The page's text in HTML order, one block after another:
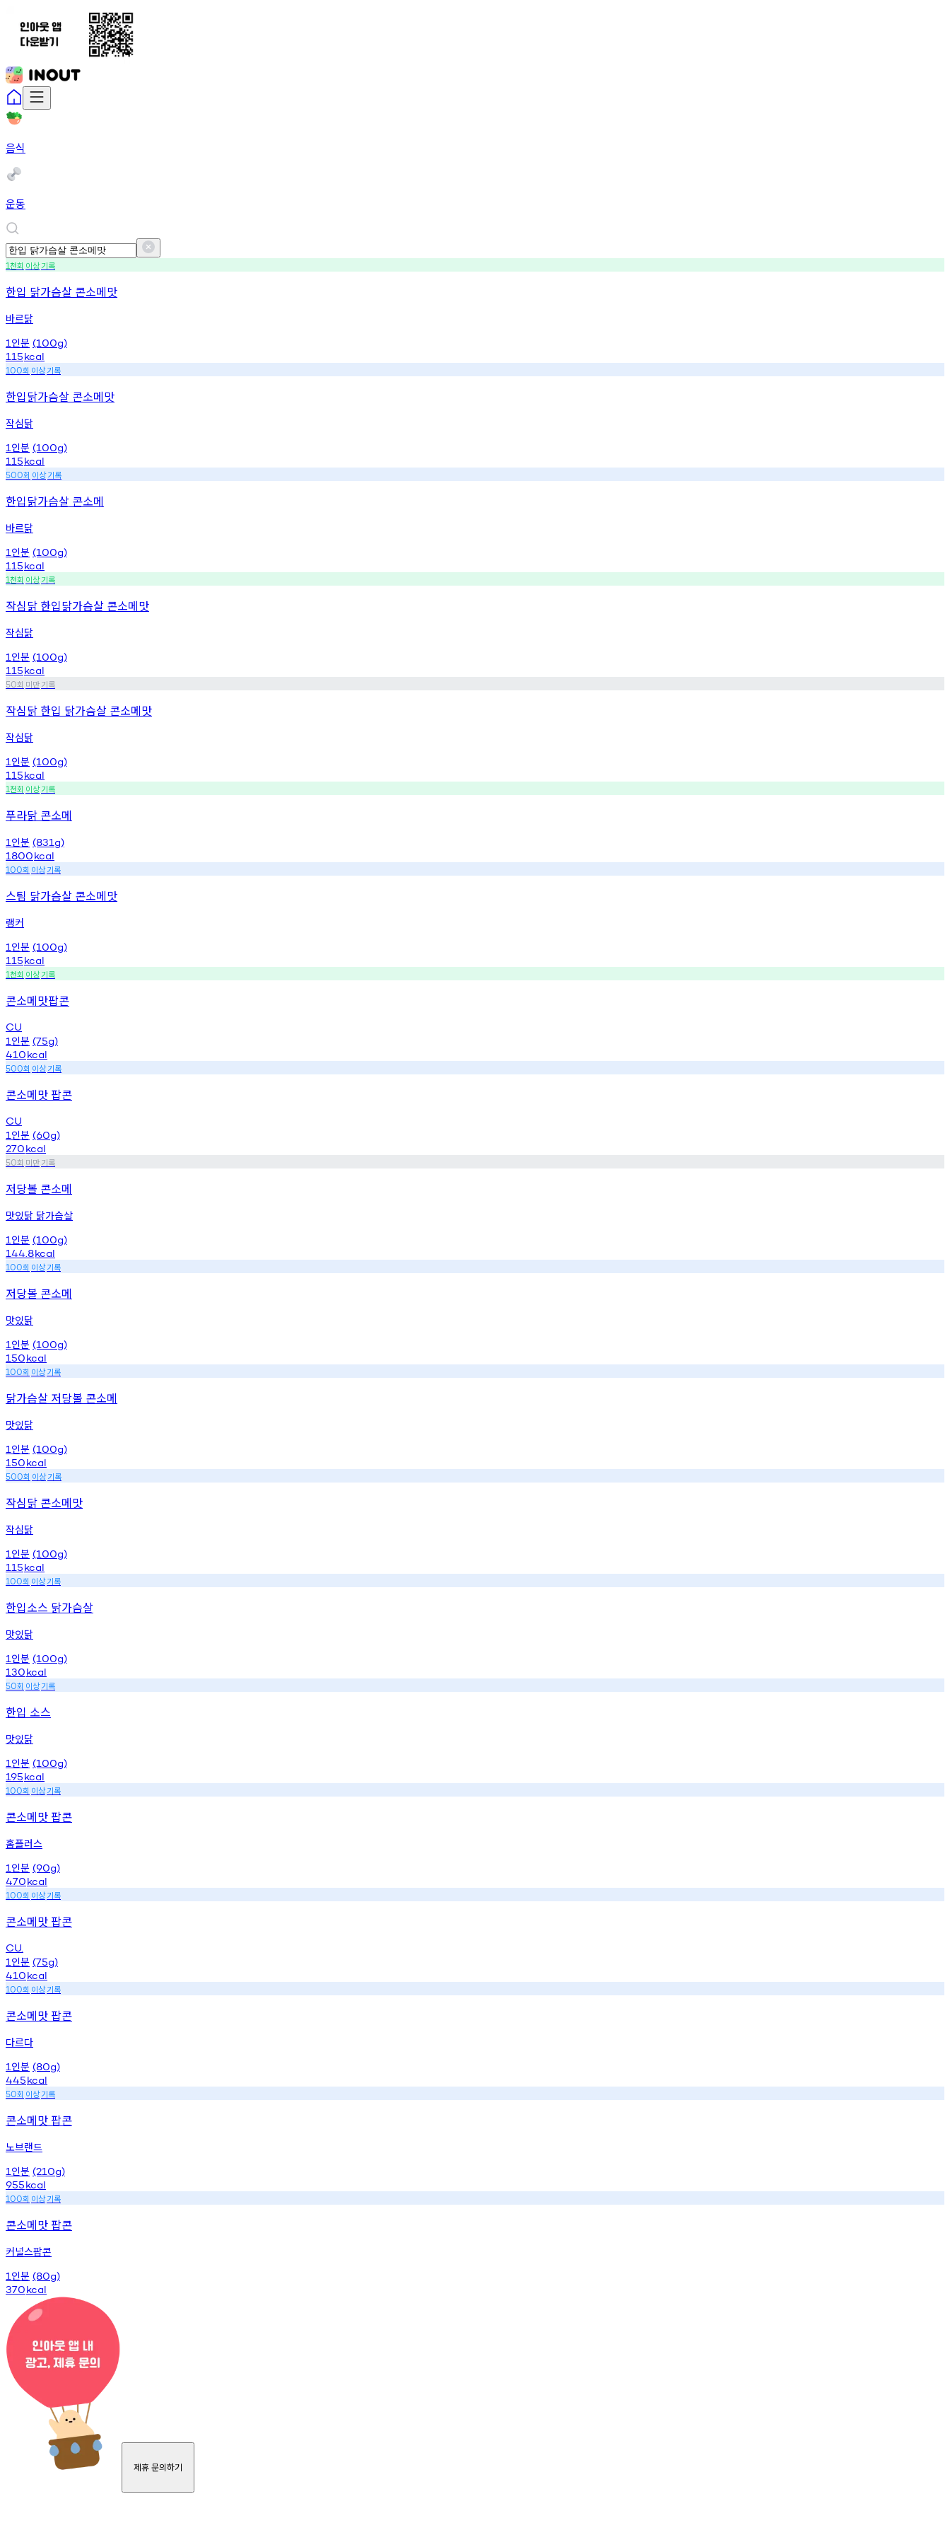
음식
운동
1천회 이상기록
한입 닭가슴살 콘소메맛
바르닭
1 인분 (100g)
115kcal
100회 이상기록
한입닭가슴살 콘소메맛
작심닭
1 인분 (100g)
115kcal
500회 이상기록
한입닭가슴살 콘소메
바르닭
1 인분 (100g)
115kcal
1천회 이상기록
작심닭 한입닭가슴살 콘소메맛
작심닭
1 인분 (100g)
115kcal
50회 미만기록
작심닭 한입 닭가슴살 콘소메맛
작심닭
1 인분 (100g)
115kcal
1천회 이상기록
푸라닭 콘소메
1 인분 (831g)
1800kcal
100회 이상기록
스팀 닭가슴살 콘소메맛
랭커
1 인분 (100g)
115kcal
1천회 이상기록
콘소메맛팝콘
CU
1 인분 (75g)
410kcal
500회 이상기록
콘소메맛 팝콘
CU
1 인분 (60g)
270kcal
50회 미만기록
저당볼 콘소메
맛있닭 닭가슴살
1 인분 (100g)
144.8kcal
100회 이상기록
저당볼 콘소메
맛있닭
1 인분 (100g)
150kcal
100회 이상기록
닭가슴살 저당볼 콘소메
맛있닭
1 인분 (100g)
150kcal
500회 이상기록
작심닭 콘소메맛
작심닭
1 인분 (100g)
115kcal
100회 이상기록
한입소스 닭가슴살
맛있닭
1 인분 (100g)
130kcal
50회 이상기록
한입 소스
맛있닭
1 인분 (100g)
195kcal
100회 이상기록
콘소메맛 팝콘
홈플러스
1 인분 (90g)
470kcal
100회 이상기록
콘소메맛 팝콘
CU.
1 인분 (75g)
410kcal
100회 이상기록
콘소메맛 팝콘
다르다
1 인분 (80g)
445kcal
50회 이상기록
콘소메맛 팝콘
노브랜드
1 인분 (210g)
955kcal
100회 이상기록
콘소메맛 팝콘
커널스팝콘
1 인분 (80g)
370kcal
제휴 문의하기